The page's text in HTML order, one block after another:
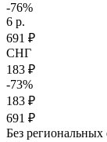
-76%
6 р.
691 ₽
СНГ
183 ₽
-73%
183 ₽
691 ₽
Без